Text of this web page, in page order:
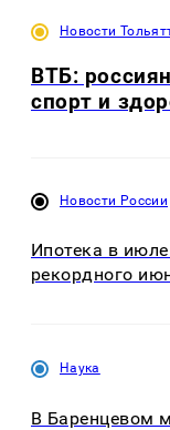
Новости
ВТБ:
спорт и
Новости России
Ипотека в
рекордного
Наука
В Баренцевом